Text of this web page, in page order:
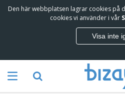
Den här webbplatsen lagrar cookies på
cookies vi använder i vår
Visa inte